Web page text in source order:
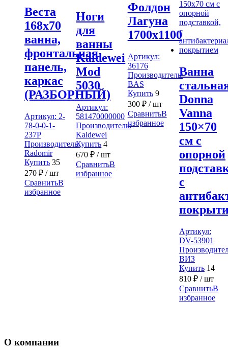
Веста
168х70
ванна,
фронтальная
панель,
каркас
(РАЗБОРНЫЙ)
Артикул: 2-
78-0-0-1-
237Р
Производитель:
Radomir
Купить 35
270 ₽ / шт
СравнитьВ
избранное
Ноги
для
ванны
Kaldewei
Mod
5030
Артикул:
581470000000
Производитель:
Kaldewei
Купить 4
670₽ / шт
СравнитьВ
избранное
Фолдон
Лагуна
1700х1100
Артикул:
36176
Производитель:
BAS
Купить 9
300 ₽/ шт
СравнитьВ
избранное
Ванна
Donna
Vanna
150×70
см с
опорной
с
Артикул:
DV-53901
ВИЗ
Купить 14
810 ₽/ шт
СравнитьВ
избранное
О компании